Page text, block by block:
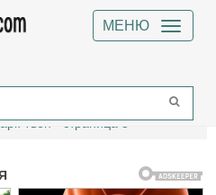
МЕНЮ
Твен - страница 5